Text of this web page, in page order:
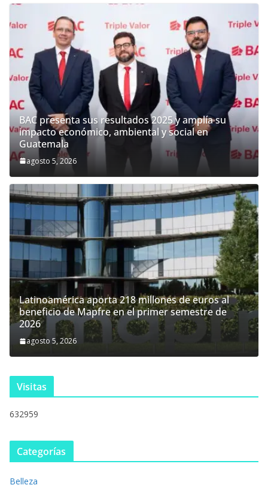
BAC presenta sus resultados 2025 y amplía su
impacto económico, ambiental y social en
Guatemala
agosto 5, 2026
Latinoamérica aporta 218 millones de euros al
beneficio de Mapfre en el primer semestre de
2026
agosto 5, 2026
Visitas
632959
Categorías
Belleza